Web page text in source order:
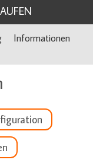
Informationen